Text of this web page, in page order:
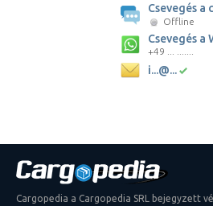
Csevegés a
Offline
Csevegés a
+49 ... .......
i...@...
Cargopedia a Cargopedia SRL bejegyzett